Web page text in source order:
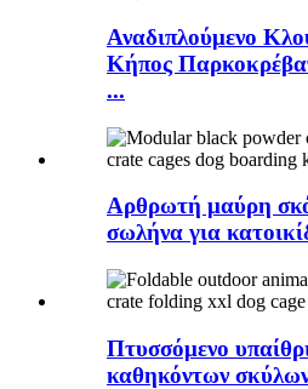
Αναδιπλούμενο
Κήπος
...
Αρθρωτή μαύρη
σωλήνα για
Πτυσσόμενο
καθηκόντων